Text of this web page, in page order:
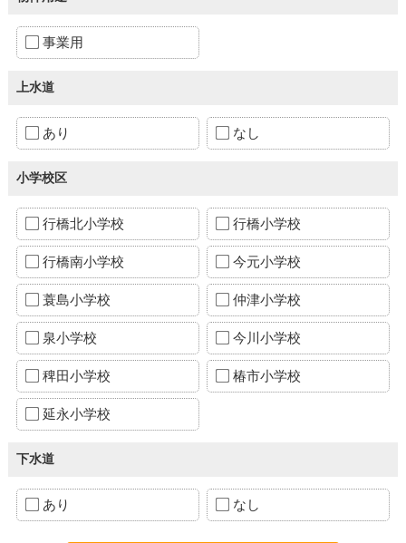
事業用
上水道
あり なし
小学校区
行橋北小学校 行橋小学校
行橋南小学校 今元小学校
蓑島小学校 仲津小学校
泉小学校 今川小学校
稗田小学校 椿市小学校
延永小学校
下水道
あり なし